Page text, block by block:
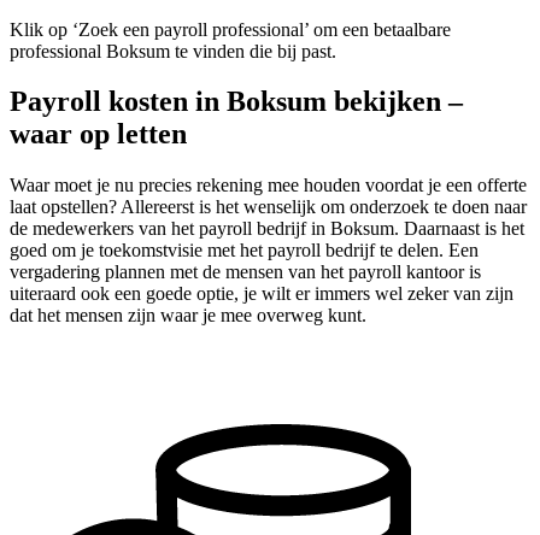
Klik op ‘Zoek een payroll professional’ om een betaalbare
professional Boksum te vinden die bij past.
Payroll kosten in Boksum bekijken –
waar op letten
Waar moet je nu precies rekening mee houden voordat je een offerte
laat opstellen? Allereerst is het wenselijk om onderzoek te doen naar
de medewerkers van het payroll bedrijf in Boksum. Daarnaast is het
goed om je toekomstvisie met het payroll bedrijf te delen. Een
vergadering plannen met de mensen van het payroll kantoor is
uiteraard ook een goede optie, je wilt er immers wel zeker van zijn
dat het mensen zijn waar je mee overweg kunt.